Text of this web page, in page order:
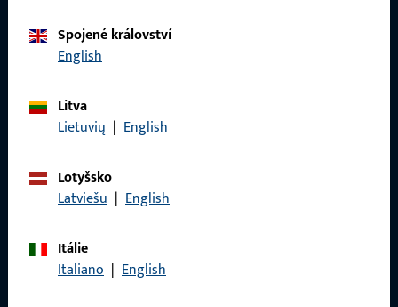
Kontaktujte nás
Spojené království
English
Litva
Lietuvių | English
Lotyšsko
Latviešu | English
Itálie
Italiano | English
Ochrana osobních údajů